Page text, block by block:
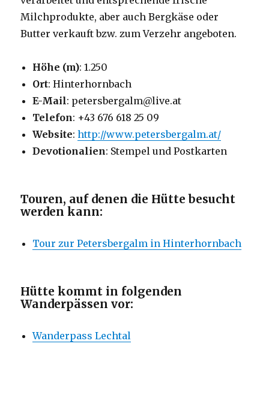
Milchprodukte, aber auch Bergkäse oder
Butter verkauft bzw. zum Verzehr angeboten.
Höhe (m): 1.250
Ort: Hinterhornbach
E-Mail: petersbergalm@live.at
Telefon: +43 676 618 25 09
Website:http://www.petersbergalm.at/
Devotionalien: Stempel und Postkarten
Touren, auf denen die Hütte besucht
werden kann:
Tour zur Petersbergalm in Hinterhornbach
Hütte kommt in folgenden
Wanderpässen vor:
Wanderpass Lechtal